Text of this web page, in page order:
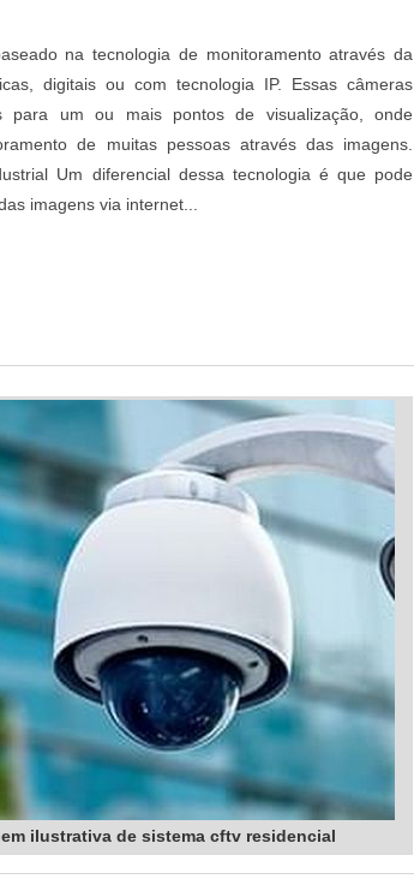
na tecnologia de monitoramento através da
digitais ou com tecnologia IP. Essas câmeras
para um ou mais pontos de visualização, onde
de muitas pessoas através das imagens.
Um diferencial dessa tecnologia é que pode
imagens via internet...
ilustrativa de sistema cftv residencial